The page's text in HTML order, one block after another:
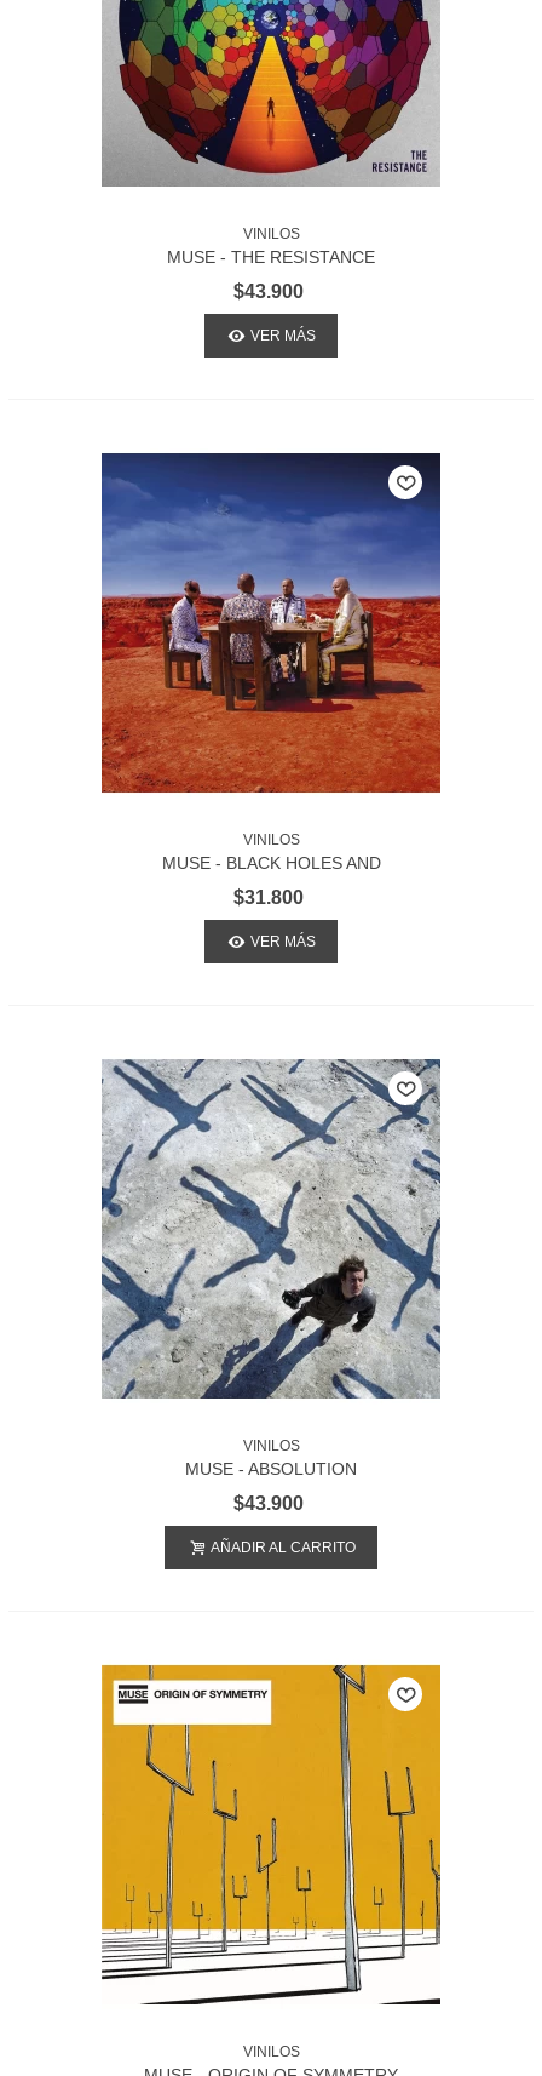
VINILOS
MUSE - THE RESISTANCE
$43.900
VER MÁS
VINILOS
MUSE - BLACK HOLES AND
REVELATIONS
$31.800
VER MÁS
VINILOS
MUSE - ABSOLUTION
$43.900
AÑADIR AL CARRITO
VINILOS